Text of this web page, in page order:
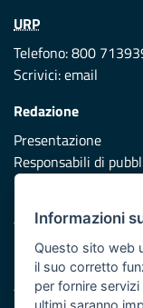
URP
Telefono: 800
Scrivici:email
Redazione
Presentazione
Responsabili di
Vai al sito di
Iniziativa finanziata
Asse XI
Informazioni
Questo sito web
il suo corretto
per fornire
ultimi saranno